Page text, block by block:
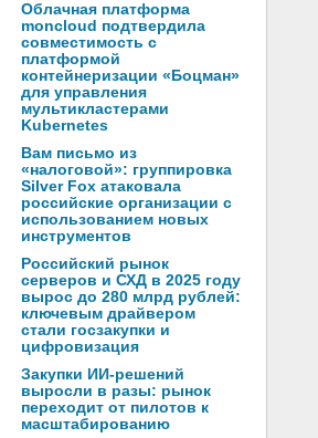
Облачная платформа
moncloud подтвердила
совместимость с
платформой
контейнеризации «Боцман»
для управления
мультикластерами
Kubernetes
Вам письмо из
«налоговой»: группировка
Silver Fox атаковала
российские организации с
использованием новых
инструментов
Российский рынок
серверов и СХД в 2025 году
вырос до 280 млрд рублей:
ключевым драйвером
стали госзакупки и
цифровизация
Закупки ИИ-решений
выросли в разы: рынок
переходит от пилотов к
масштабированию